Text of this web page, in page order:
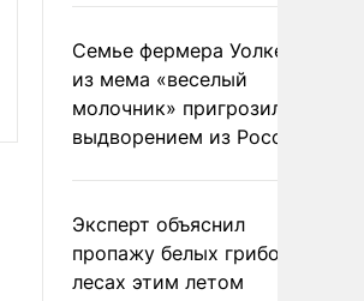
Семье фермера Уолкера
из мема «веселый
молочник» пригрозили
выдворением из России
Эксперт объяснил
пропажу белых грибов в
лесах этим летом